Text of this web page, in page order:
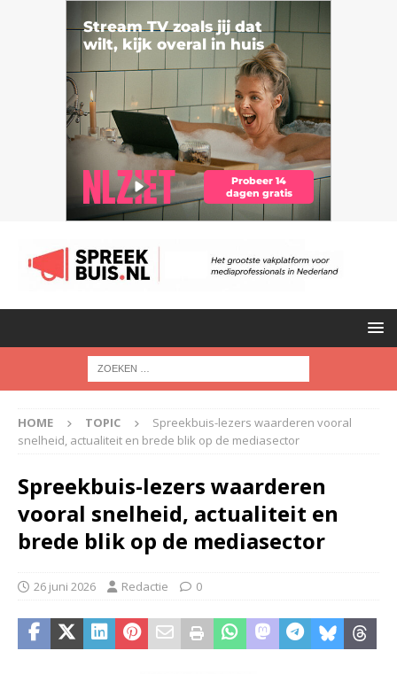
HOME TOPIC
Spreekbuis-lezers waarderen vooral
snelheid, actualiteit en brede blik op de mediasector
Spreekbuis-lezers waarderen
vooral snelheid, actualiteit en
brede blik op de mediasector
26 juni 2026 Redactie 0